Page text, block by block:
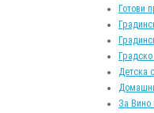
Готови
Детска
За Вино